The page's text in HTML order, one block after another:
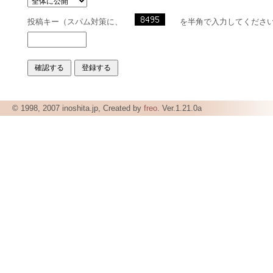
投稿キー（スパム対策に、 を半角で入力してくださ
© 1998, 2007 inoshita.jp, Created by freo. Ver.1.21.0a